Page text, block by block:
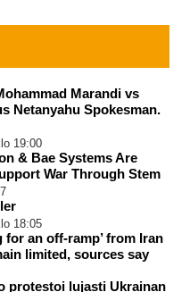
Marandi vs
Netanyahu Spokesman.
19:00
& Bae Systems Are
War Through Stem
18:05
for an off-ramp’ from Iran
limited, sources say
protestoi lujasti Ukrainan